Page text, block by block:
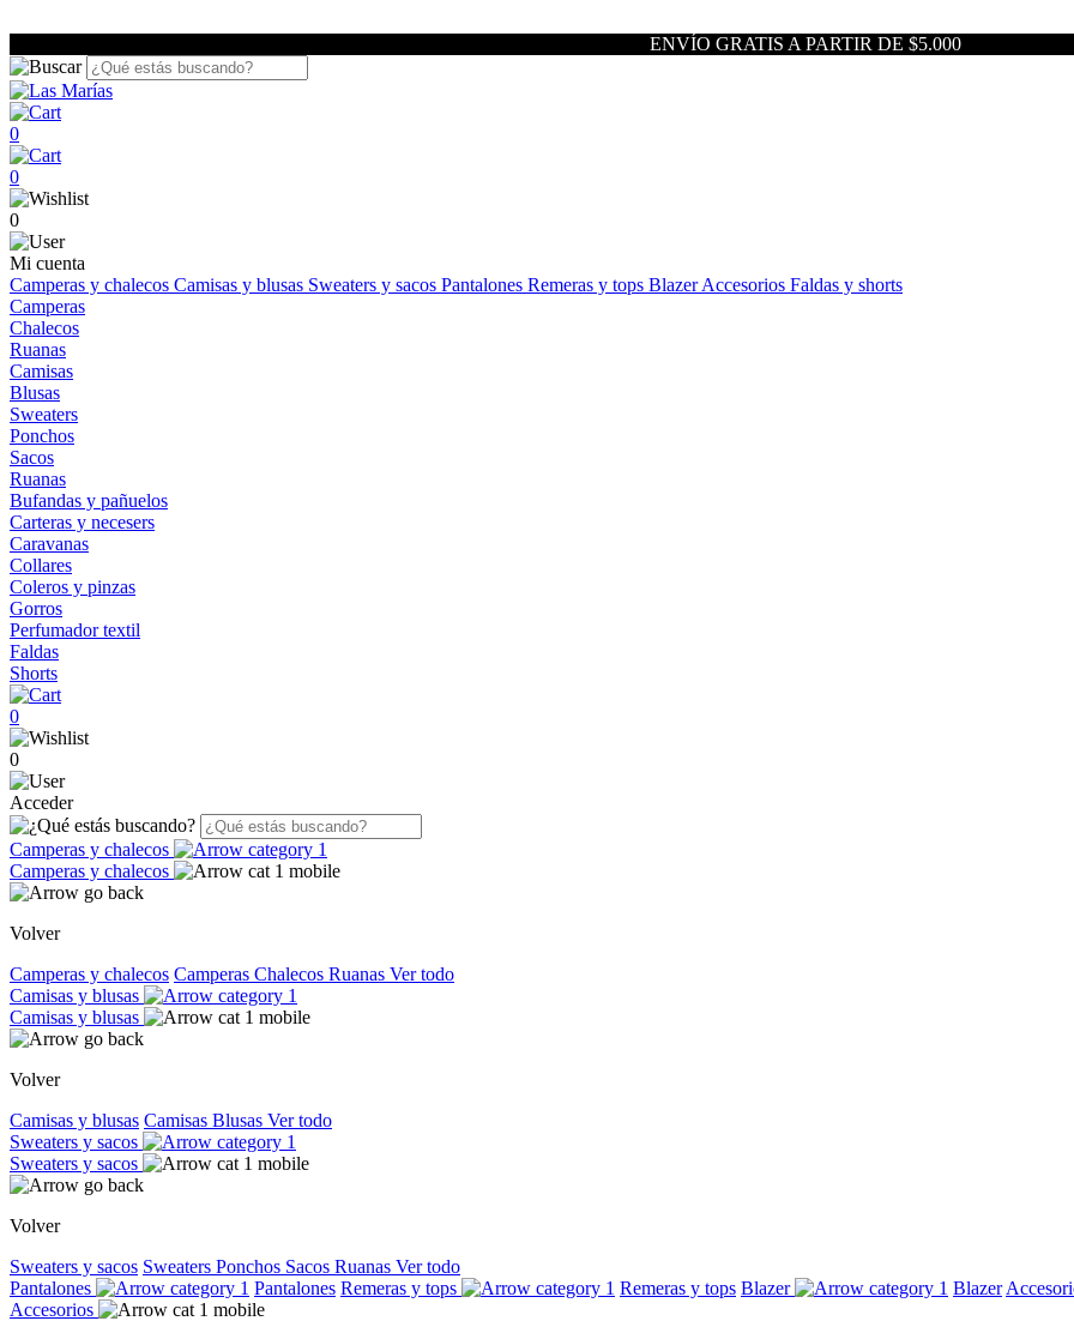
ENVÍO GRATIS A PARTIR DE $5.000
0
0
0
Mi cuenta
Camperas y chalecos Camisas y blusas Sweaters y sacos Pantalones Remeras y tops BlazerAccesorios Faldas y shorts
Camperas
Chalecos
Ruanas
Camisas
Blusas
Sweaters
Ponchos
Sacos
Ruanas
Bufandas y pañuelos
Carteras y necesers
Caravanas
Collares
Coleros y pinzas
Gorros
Perfumador textil
Faldas
Shorts
0
0
Acceder
Camperas y chalecos
Camperas y chalecos
Volver
Camperas y chalecos Camperas Chalecos Ruanas Ver todo
Camisas y blusas
Camisas y blusas
Volver
Camisas y blusas Camisas Blusas Ver todo
Sweaters y sacos
Sweaters y sacos
Volver
Sweaters y sacos Sweaters Ponchos Sacos Ruanas Ver todo
Pantalones
Pantalones Remeras y tops Remeras y tops Blazer Blazer
Accesorios